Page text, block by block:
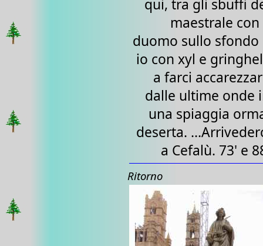
qui, tra gli sbuffi
maestrale
duomo sullo sfondo
io con xyl e
a farci
dalle ultime onde
una spiaggia
deserta.
a Cefalù. 73' e
Ritorno